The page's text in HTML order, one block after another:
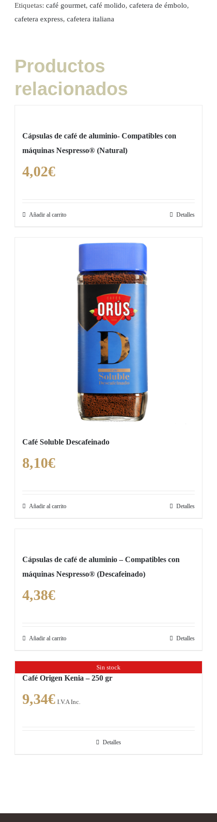
cantidad
Etiquetas: café gourmet, café molido, cafetera de émbolo,
cafetera express, cafetera italiana
Productos
relacionados
Cápsulas de café de aluminio- Compatibles con
máquinas Nespresso® (Natural)
4,02€
Añadir al carrito Detalles
Café Soluble Descafeinado
8,10€
Añadir al carrito Detalles
Cápsulas de café de aluminio – Compatibles con
máquinas Nespresso® (Descafeinado)
4,38€
Añadir al carrito Detalles
Sin stock
Café Origen Kenia – 250 gr
9,34€ I.V.A Inc.
Detalles